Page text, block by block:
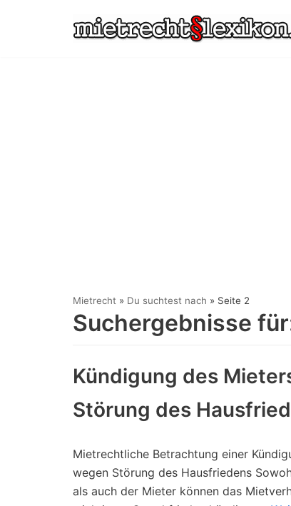
Mietrecht » Du suchtest nach » Seite 2
Suchergebnisse
Kündigung des
Störung des
Mietrechtliche Betrachtung einer
wegen Störung des Hausfriedens
als auch der Mieter können das